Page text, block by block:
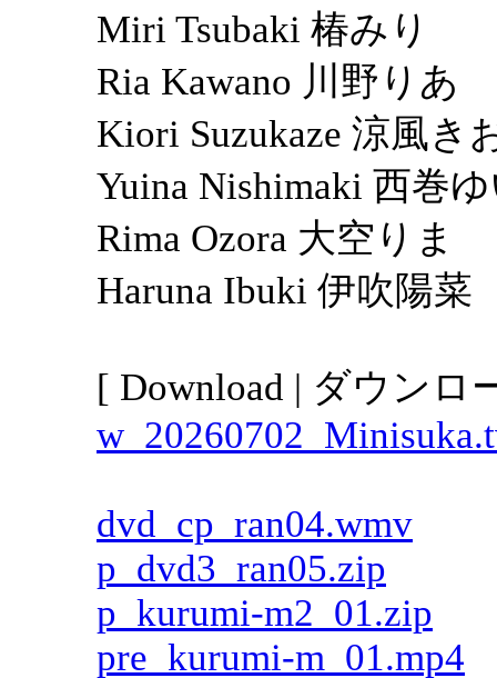
Miri Tsubaki 椿みり
Ria Kawano 川野りあ
Kiori Suzukaze 涼風き
Yuina Nishimaki 西巻
Rima Ozora 大空りま
Haruna Ibuki 伊吹陽菜
[ Download | ダウンロ
dvd_cp_ran04.wmv
p_dvd3_ran05.zip
p_kurumi-m2_01.zip
pre_kurumi-m_01.mp4